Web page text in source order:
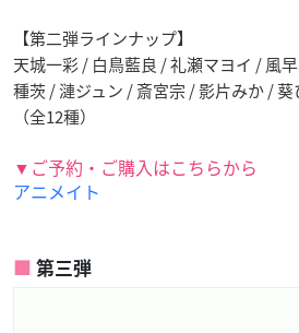
【第二弾ラインナップ】
天城一彩 / 白鳥藍良 / 礼瀬マヨイ / 風
種茨 / 漣ジュン / 斎宮宗 / 影片みか /
（全12種）
▼ご予約・ご購入はこちらから
アニメイト
第三弾